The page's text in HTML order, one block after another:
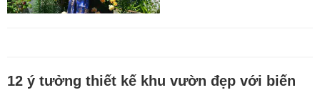
12 ý tưởng thiết kế khu vườn đẹp với biến